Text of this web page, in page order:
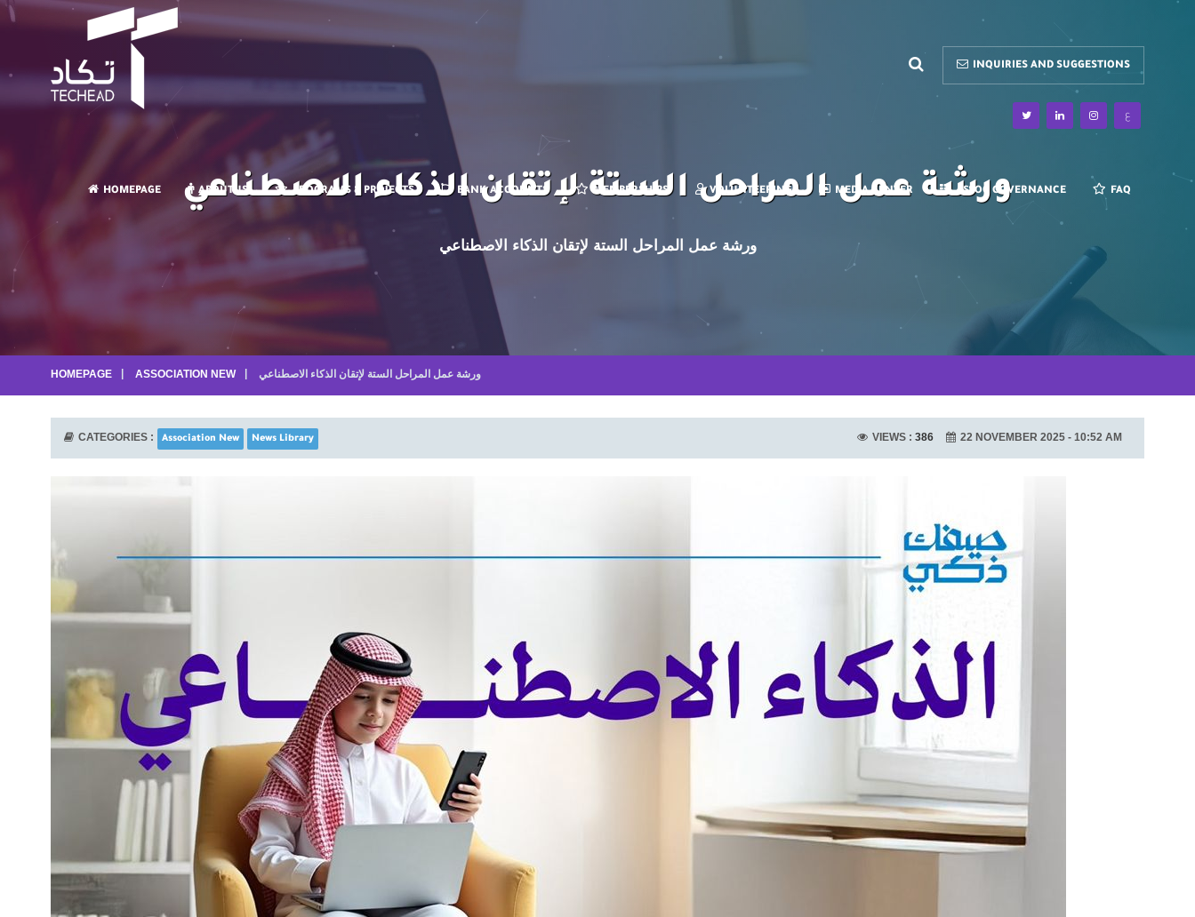
INQUIRIES AND SUGGESTIONS
HOMEPAGE ABOUTUS PROGRAMS & PROJECTS BANK ACCOUNTS MEMBERSHIPS VOLUNTEERING MEDIA CENTER ASSOC GOVERNANCE FAQ
ع
ورشة عمل المراحل الستة لإتقان الذكاء الاصطناعي
ورشة عمل المراحل الستة لإتقان الذكاء الاصطناعي
HOMEPAGE ASSOCIATION NEW ورشة عمل المراحل الستة لإتقان الذكاء الاصطناعي
CATEGORIES : Association New News Library VIEWS : 386 22 NOVEMBER 2025 - 10:52 AM